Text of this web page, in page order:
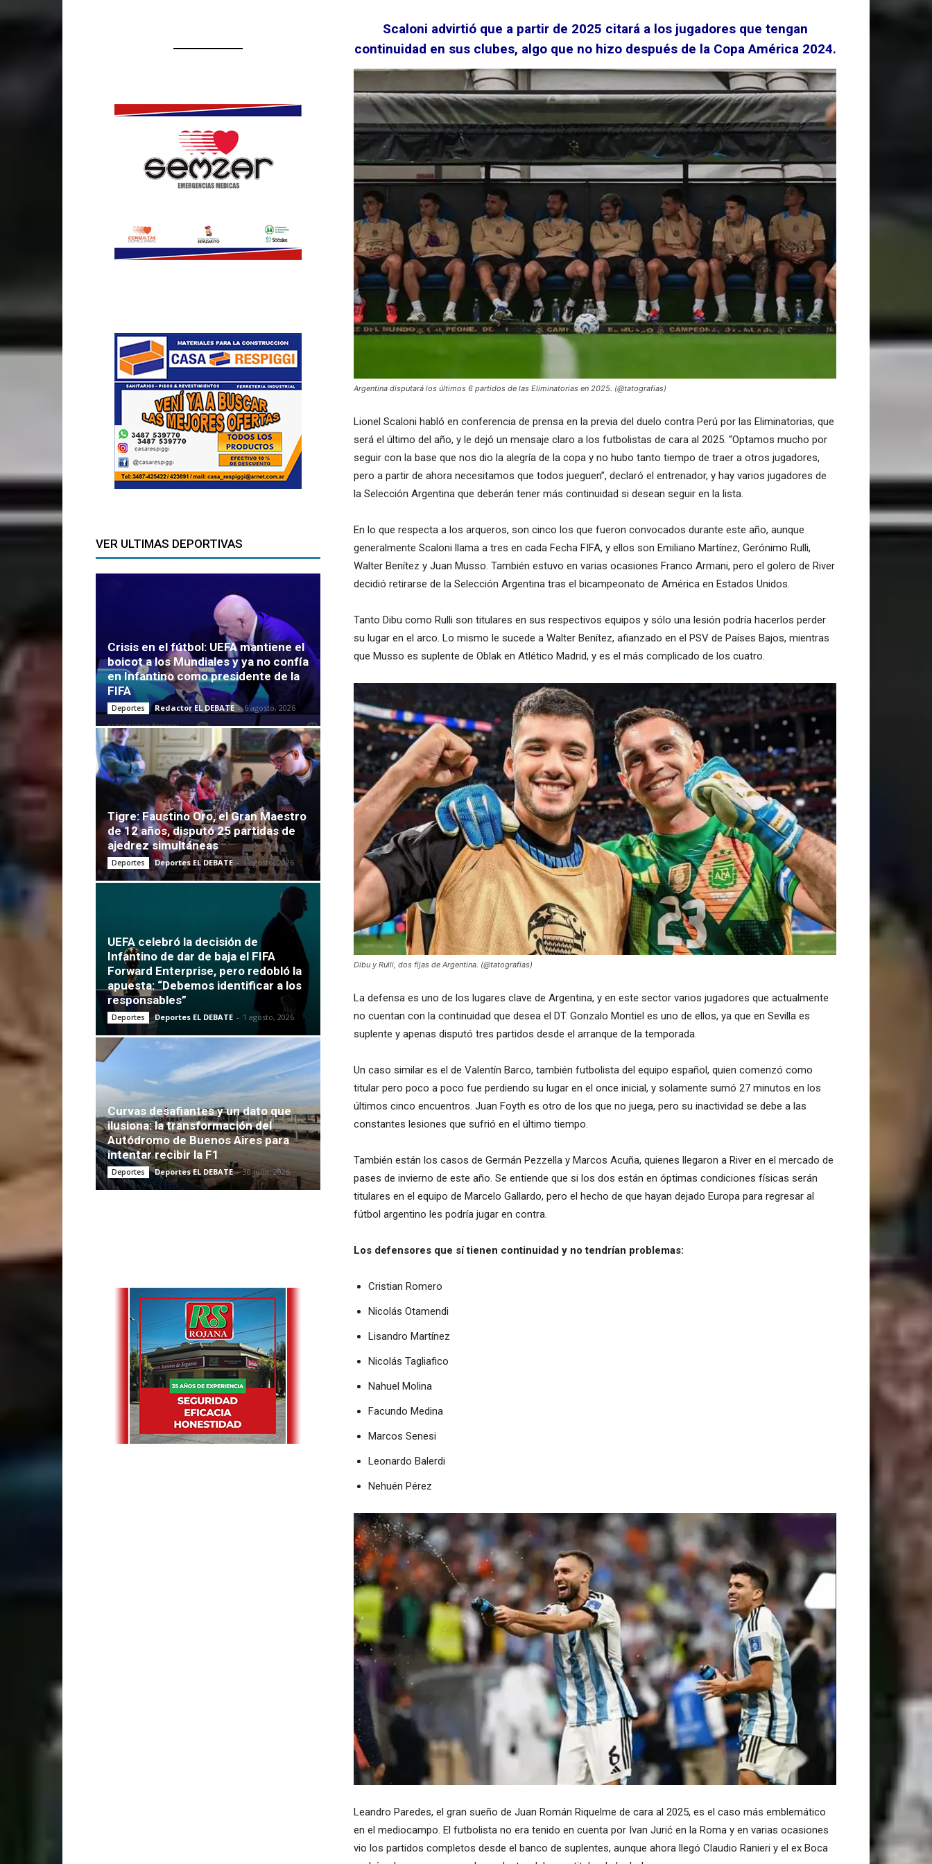
Scaloni advirtió que a partir de 2025 citará a los jugadores que tengan
continuidad en sus clubes, algo que no hizo después de la Copa América 2024.
Argentina disputará los últimos 6 partidos de las Eliminatorias en 2025. (@tatografias)
Lionel Scaloni habló en conferencia de prensa en la previa del duelo contra Perú por las Eliminatorias, que
será el último del año, y le dejó un mensaje claro a los futbolistas de cara al 2025. “Optamos mucho por
seguir con la base que nos dio la alegría de la copa y no hubo tanto tiempo de traer a otros jugadores,
pero a partir de ahora necesitamos que todos jueguen”, declaró el entrenador, y hay varios jugadores de
la Selección Argentina que deberán tener más continuidad si desean seguir en la lista.
En lo que respecta a los arqueros, son cinco los que fueron convocados durante este año, aunque
generalmente Scaloni llama a tres en cada Fecha FIFA, y ellos son Emiliano Martínez, Gerónimo Rulli,
Walter Benítez y Juan Musso. También estuvo en varias ocasiones Franco Armani, pero el golero de River
decidió retirarse de la Selección Argentina tras el bicampeonato de América en Estados Unidos.
Tanto Dibu como Rulli son titulares en sus respectivos equipos y sólo una lesión podría hacerlos perder
su lugar en el arco. Lo mismo le sucede a Walter Benítez, afianzado en el PSV de Países Bajos, mientras
que Musso es suplente de Oblak en Atlético Madrid, y es el más complicado de los cuatro.
Dibu y Rulli, dos fijas de Argentina. (@tatografias)
La defensa es uno de los lugares clave de Argentina, y en este sector varios jugadores que actualmente
no cuentan con la continuidad que desea el DT. Gonzalo Montiel es uno de ellos, ya que en Sevilla es
suplente y apenas disputó tres partidos desde el arranque de la temporada.
Un caso similar es el de Valentín Barco, también futbolista del equipo español, quien comenzó como
titular pero poco a poco fue perdiendo su lugar en el once inicial, y solamente sumó 27 minutos en los
últimos cinco encuentros. Juan Foyth es otro de los que no juega, pero su inactividad se debe a las
constantes lesiones que sufrió en el último tiempo.
También están los casos de Germán Pezzella y Marcos Acuña, quienes llegaron a River en el mercado de
pases de invierno de este año. Se entiende que si los dos están en óptimas condiciones físicas serán
titulares en el equipo de Marcelo Gallardo, pero el hecho de que hayan dejado Europa para regresar al
fútbol argentino les podría jugar en contra.
Los defensores que sí tienen continuidad y no tendrían problemas:
Cristian Romero
Nicolás Otamendi
Lisandro Martínez
Nicolás Tagliafico
Nahuel Molina
Facundo Medina
Marcos Senesi
Leonardo Balerdi
Nehuén Pérez
Leandro Paredes, el gran sueño de Juan Román Riquelme de cara al 2025, es el caso más emblemático
en el mediocampo. El futbolista no era tenido en cuenta por Ivan Jurić en la Roma y en varias ocasiones
vio los partidos completos desde el banco de suplentes, aunque ahora llegó Claudio Ranieri y el ex Boca
VER ULTIMAS DEPORTIVAS
Crisis en el fútbol: UEFA mantiene el
boicot a los Mundiales y ya no confía
en Infantino como presidente de la
FIFA
Deportes Redactor EL DEBATE - 6 agosto, 2026
Tigre: Faustino Oro, el Gran Maestro
de 12 años, disputó 25 partidas de
ajedrez simultáneas
Deportes Deportes EL DEBATE - 3 agosto, 2026
UEFA celebró la decisión de
Infantino de dar de baja el FIFA
Forward Enterprise, pero redobló la
apuesta: “Debemos identificar a los
responsables”
Deportes Deportes EL DEBATE - 1 agosto, 2026
Curvas desafiantes y un dato que
ilusiona: la transformación del
Autódromo de Buenos Aires para
intentar recibir la F1
Deportes Deportes EL DEBATE - 30 julio, 2026